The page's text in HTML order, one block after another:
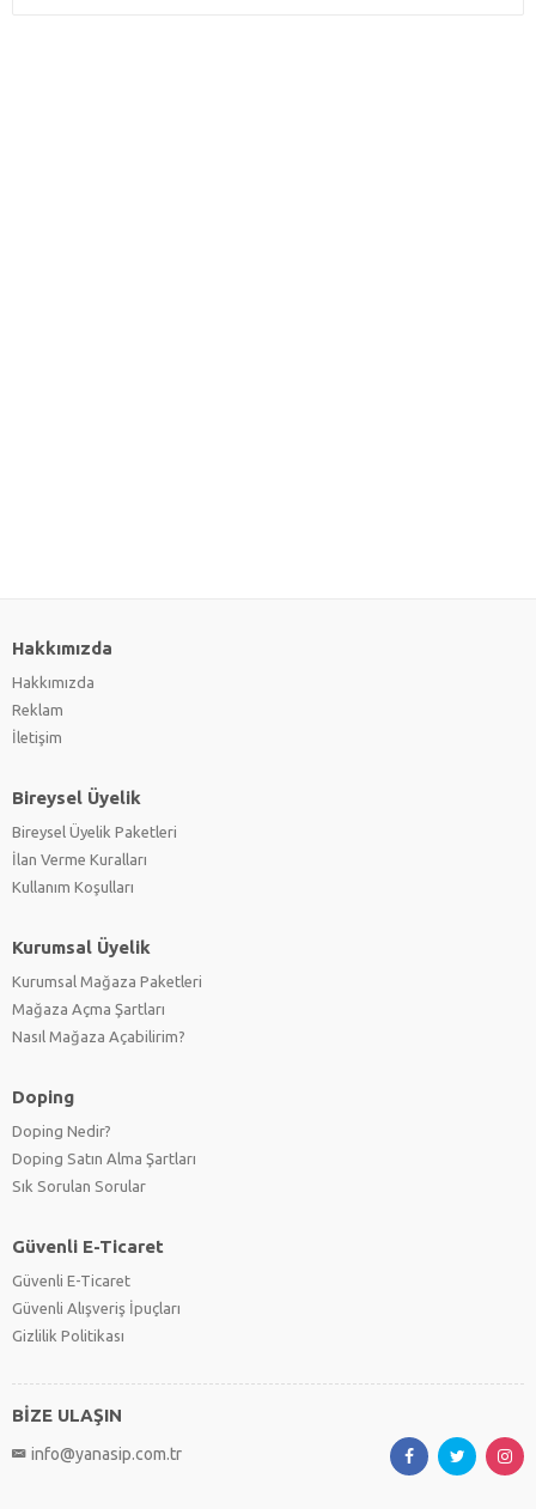
Hakkımızda
Hakkımızda
Reklam
İletişim
Bireysel Üyelik
Bireysel Üyelik Paketleri
İlan Verme Kuralları
Kullanım Koşulları
Kurumsal Üyelik
Kurumsal Mağaza Paketleri
Mağaza Açma Şartları
Nasıl Mağaza Açabilirim?
Doping
Doping Nedir?
Doping Satın Alma Şartları
Sık Sorulan Sorular
Güvenli E-Ticaret
Güvenli E-Ticaret
Güvenli Alışveriş İpuçları
Gizlilik Politikası
BİZE ULAŞIN
info@yanasip.com.tr